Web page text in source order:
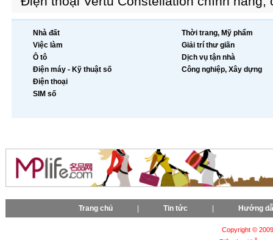
Nhà đất
Việc làm
Ô tô
Điện máy - Kỹ thuật số
Điện thoại
SIM số
Thời trang, Mỹ phẩm
Giải trí thư giãn
Dịch vụ tận nhà
Công nghiệp, Xây dựng
Trang chủ Tin tức Hướng
Copyright ©